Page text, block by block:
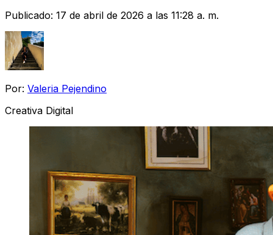
Publicado: 17 de abril de 2026 a las 11:28 a. m.
Por: Valeria Pejendino
Creativa Digital